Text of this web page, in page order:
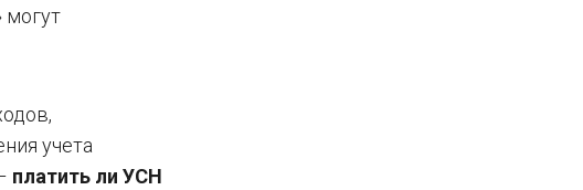
могут
учета
платить ли УСН